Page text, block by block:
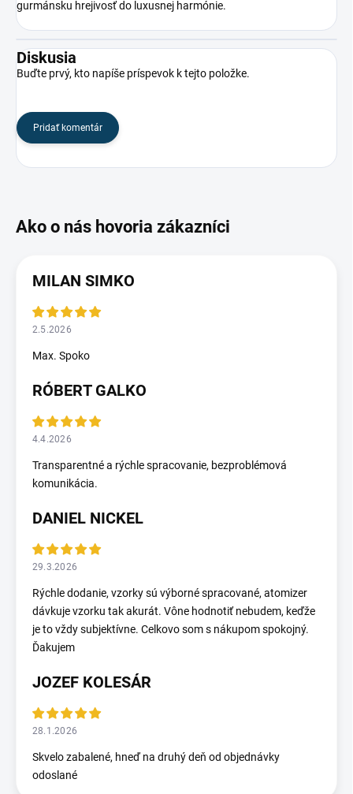
gurmánsku hrejivosť do luxusnej harmónie.
Diskusia
Buďte prvý, kto napíše príspevok k tejto položke.
Pridať komentár
MILAN SIMKO
2.5.2026
Max. Spoko
RÓBERT GALKO
4.4.2026
Transparentné a rýchle spracovanie, bezproblémová
komunikácia.
DANIEL NICKEL
29.3.2026
Rýchle dodanie, vzorky sú výborné spracované, atomizer
dávkuje vzorku tak akurát. Vône hodnotiť nebudem, keďže
je to vždy subjektívne. Celkovo som s nákupom spokojný.
Ďakujem
JOZEF KOLESÁR
28.1.2026
Skvelo zabalené, hneď na druhý deň od objednávky
odoslané